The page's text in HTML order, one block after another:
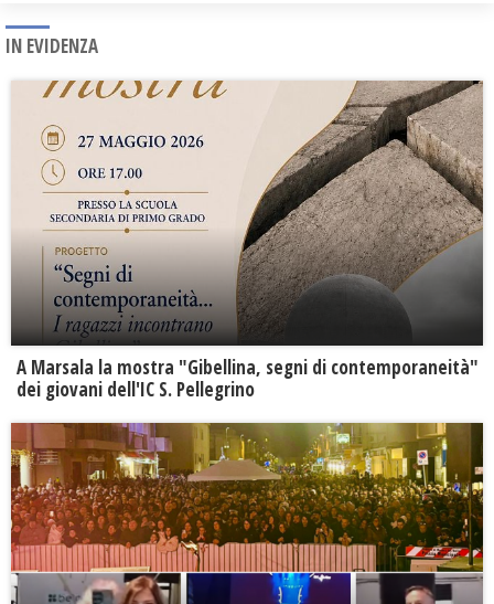
IN EVIDENZA
A Marsala la mostra "Gibellina, segni di contemporaneità"
dei giovani dell'IC S. Pellegrino